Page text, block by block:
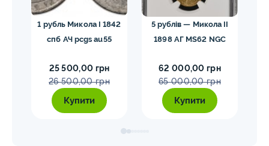
1 рубль Микола I 1842
спб АЧ pcgs au55
25 500,00 грн
26 500,00 грн
Купити
5 рублів — Микола II
1898 АГ MS62 NGC
62 000,00 грн
65 000,00 грн
Купити